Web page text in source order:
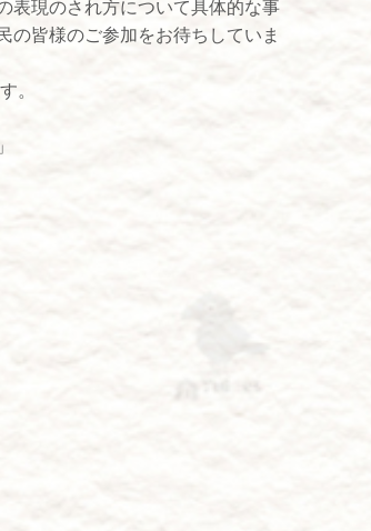
表現のされ方について具体的な事
の皆様のご参加をお待ちしていま
。